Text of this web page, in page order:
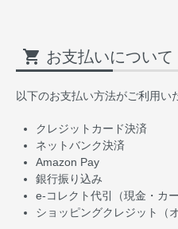
shopping_cart お支払いについて
以下のお支払い方法がご利用い
クレジットカード決済
ネットバンク決済
Amazon Pay
銀行振り込み
e-コレクト代引（現金・カー
ショッピングクレジット（オ